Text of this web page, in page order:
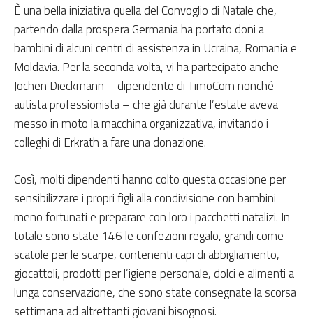
È una bella iniziativa quella del Convoglio di Natale che,
partendo dalla prospera Germania ha portato doni a
bambini di alcuni centri di assistenza in Ucraina, Romania e
Moldavia. Per la seconda volta, vi ha partecipato anche
Jochen Dieckmann – dipendente di TimoCom nonché
autista professionista – che già durante l’estate aveva
messo in moto la macchina organizzativa, invitando i
colleghi di Erkrath a fare una donazione.
Così, molti dipendenti hanno colto questa occasione per
sensibilizzare i propri figli alla condivisione con bambini
meno fortunati e preparare con loro i pacchetti natalizi. In
totale sono state 146 le confezioni regalo, grandi come
scatole per le scarpe, contenenti capi di abbigliamento,
giocattoli, prodotti per l’igiene personale, dolci e alimenti a
lunga conservazione, che sono state consegnate la scorsa
settimana ad altrettanti giovani bisognosi.